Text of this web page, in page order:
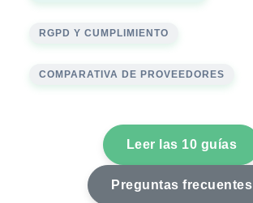
RGPD Y CUMPLIMIENTO
COMPARATIVA DE PROVEEDORES
Leer las 10 guías
Preguntas frecuentes